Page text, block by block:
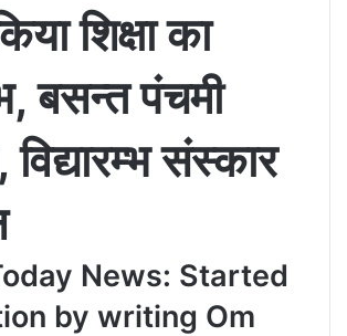
शिक्षा का
बसन्त पंचमी
संस्कार
News: Started
by writing Om